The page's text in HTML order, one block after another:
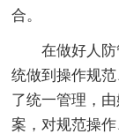
合。
在做好人防
统做到操作规
了统一管理，
案，对规范操